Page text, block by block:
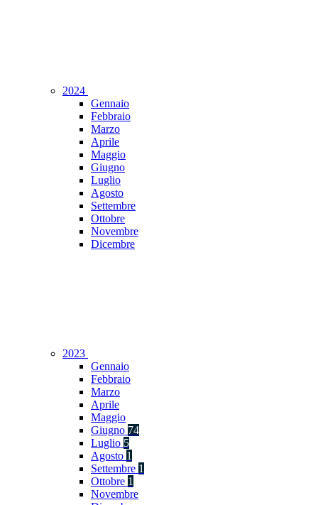
2024
Gennaio
Febbraio
Marzo
Aprile
Maggio
Giugno
Luglio
Agosto
Settembre
Ottobre
Novembre
Dicembre
2023
Gennaio
Febbraio
Marzo
Aprile
Maggio
Giugno 74
Luglio 5
Agosto 1
Settembre 1
Ottobre 1
Novembre